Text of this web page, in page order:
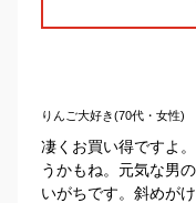
りんご大好き(70代・女性)
凄くお買い得ですよ
うかもね。元気な男
いがちです。斜めが